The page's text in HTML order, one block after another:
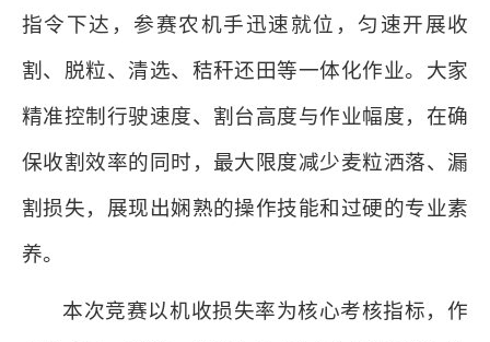
指令下达，参赛农机手迅速就位，匀速开展收
割、脱粒、清选、秸秆还田等一体化作业。大家
精准控制行驶速度、割台高度与作业幅度，在确
保收割效率的同时，最大限度减少麦粒洒落、漏
割损失，展现出娴熟的操作技能和过硬的专业素
养。
本次竞赛以机收损失率为核心考核指标，作